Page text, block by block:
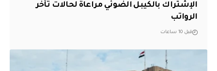
الإشتراك بالكيبل الضوئي مراعاةً لحالات تأخر
الرواتب
قبل 10 ساعات